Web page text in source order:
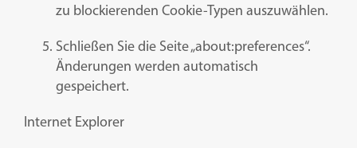
zu blockierenden Cookie-Typen auszuwählen.
Schließen Sie die Seite „about:preferences“.
Änderungen werden automatisch
gespeichert.
Internet Explorer